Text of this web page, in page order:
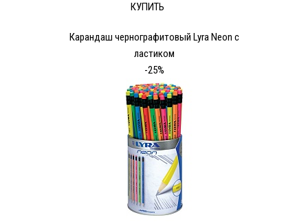
КУПИТЬ
Карандаш чернографитовый Lyra Neon с
ластиком
-25%